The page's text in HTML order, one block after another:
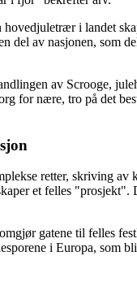
hovedjuletrær i landet
del av nasjonen, som
av Scrooge,
for nære, tro på det
retter, skriving
et felles "prosjekt".
gatene til felles
i Europa, som